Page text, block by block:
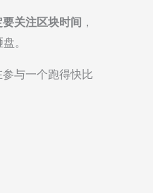
关注区块时间 ，
。
与一个跑得快比